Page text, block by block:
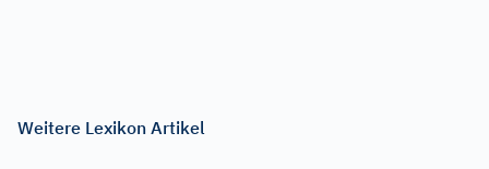
Weitere Lexikon Artikel